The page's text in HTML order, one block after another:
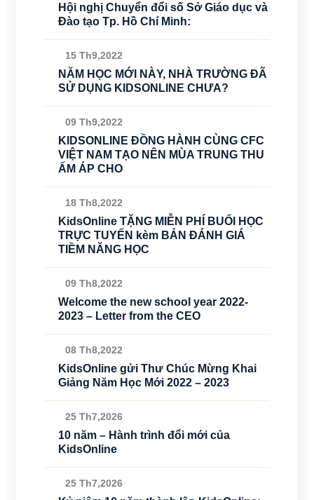
Hội nghị Chuyển đổi số Sở Giáo dục và
Đào tạo Tp. Hồ Chí Minh:
15 Th9,2022
NĂM HỌC MỚI NÀY, NHÀ TRƯỜNG ĐÃ
SỬ DỤNG KIDSONLINE CHƯA?
09 Th9,2022
KIDSONLINE ĐỒNG HÀNH CÙNG CFC
VIỆT NAM TẠO NÊN MÙA TRUNG THU
ẤM ÁP CHO
18 Th8,2022
KidsOnline TẶNG MIỄN PHÍ BUỔI HỌC
TRỰC TUYẾN kèm BẢN ĐÁNH GIÁ
TIỀM NĂNG HỌC
09 Th8,2022
Welcome the new school year 2022-
2023 – Letter from the CEO
08 Th8,2022
KidsOnline gửi Thư Chúc Mừng Khai
Giảng Năm Học Mới 2022 – 2023
25 Th7,2026
10 năm – Hành trình đổi mới của
KidsOnline
25 Th7,2026